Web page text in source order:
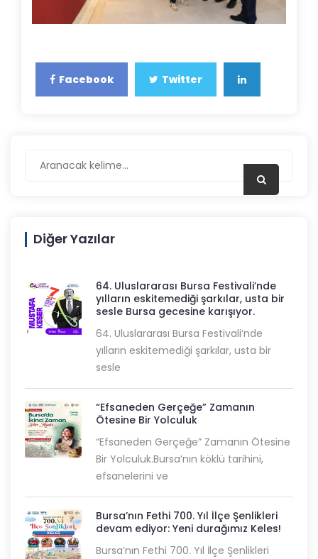
Facebook Twitter
Diğer Yazılar
64. Uluslararası Bursa Festivali’nde
yılların eskitemediği şarkılar, usta bir
sesle Bursa gecesine karışıyor.
64. Uluslararası Bursa Festivali’nde
yılların eskitemediği şarkılar, usta bir
sesle
“Efsaneden Gerçeğe” Zamanın
Ötesine Bir Yolculuk
“Efsaneden Gerçeğe” Zamanın Ötesine
Bir Yolculuk.Bursa’nın köklü tarihini,
efsanelerini ve
Bursa’nın Fethi 700. Yıl İlçe Şenlikleri
devam ediyor: Yeni durağımız Keles!
Bursa’nın Fethi 700. Yıl İlçe Şenlikleri